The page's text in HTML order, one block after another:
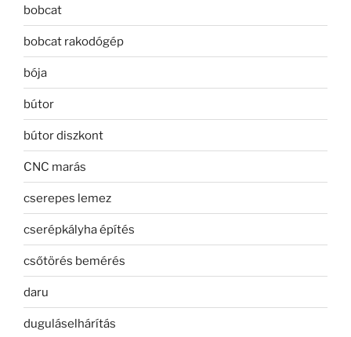
bobcat
bobcat rakodógép
bója
bútor
bútor diszkont
CNC marás
cserepes lemez
cserépkályha építés
csőtörés bemérés
daru
duguláselhárítás